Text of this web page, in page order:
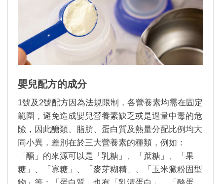
嬰兒配方的成分
1號及 2號配方因為法規限制，各營養素均需在固定
範圍，避免造成嬰兒營養素缺乏或是過量中毒的危
險，因此醣類、脂肪、蛋白質及熱量分配比例均大
同小異，差別在於三大營養素的種類，例如：
「醣」的來源可以是「乳糖」、「蔗糖」、「果
糖」、「寡糖」、「麥芽糊精」、「玉米澱粉固型